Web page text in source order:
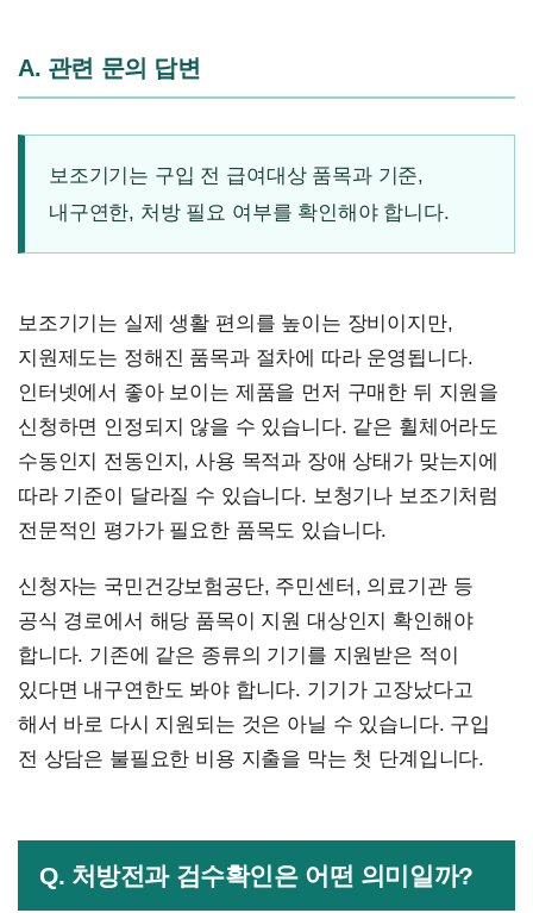
A. 관련 문의 답변
보조기기는 구입 전 급여대상 품목과 기준,
내구연한, 처방 필요 여부를 확인해야 합니다.
보조기기는 실제 생활 편의를 높이는 장비이지만,
지원제도는 정해진 품목과 절차에 따라 운영됩니다.
인터넷에서 좋아 보이는 제품을 먼저 구매한 뒤 지원을
신청하면 인정되지 않을 수 있습니다. 같은 휠체어라도
수동인지 전동인지, 사용 목적과 장애 상태가 맞는지에
따라 기준이 달라질 수 있습니다. 보청기나 보조기처럼
전문적인 평가가 필요한 품목도 있습니다.
신청자는 국민건강보험공단, 주민센터, 의료기관 등
공식 경로에서 해당 품목이 지원 대상인지 확인해야
합니다. 기존에 같은 종류의 기기를 지원받은 적이
있다면 내구연한도 봐야 합니다. 기기가 고장났다고
해서 바로 다시 지원되는 것은 아닐 수 있습니다. 구입
전 상담은 불필요한 비용 지출을 막는 첫 단계입니다.
Q. 처방전과 검수확인은 어떤 의미일까?